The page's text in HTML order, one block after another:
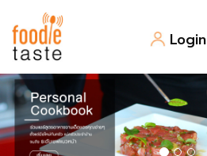
Login
สูตรอาหาร
สูตรอาหารล่าสุด
พาไปชิม